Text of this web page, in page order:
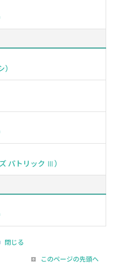
パトリック Ⅲ）
閉じる
このページの先頭へ